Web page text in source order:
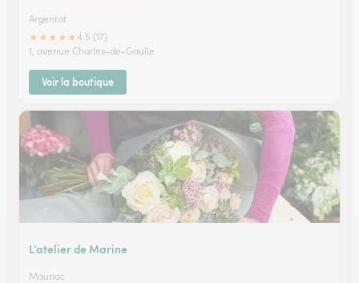
Argentat
★★★★★4.5 (17)
1, avenue Charles-de-Gaulle
Voir la boutique
L’atelier de Marine
Mauriac